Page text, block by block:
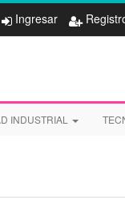
Ingresar
INDUSTRIAL